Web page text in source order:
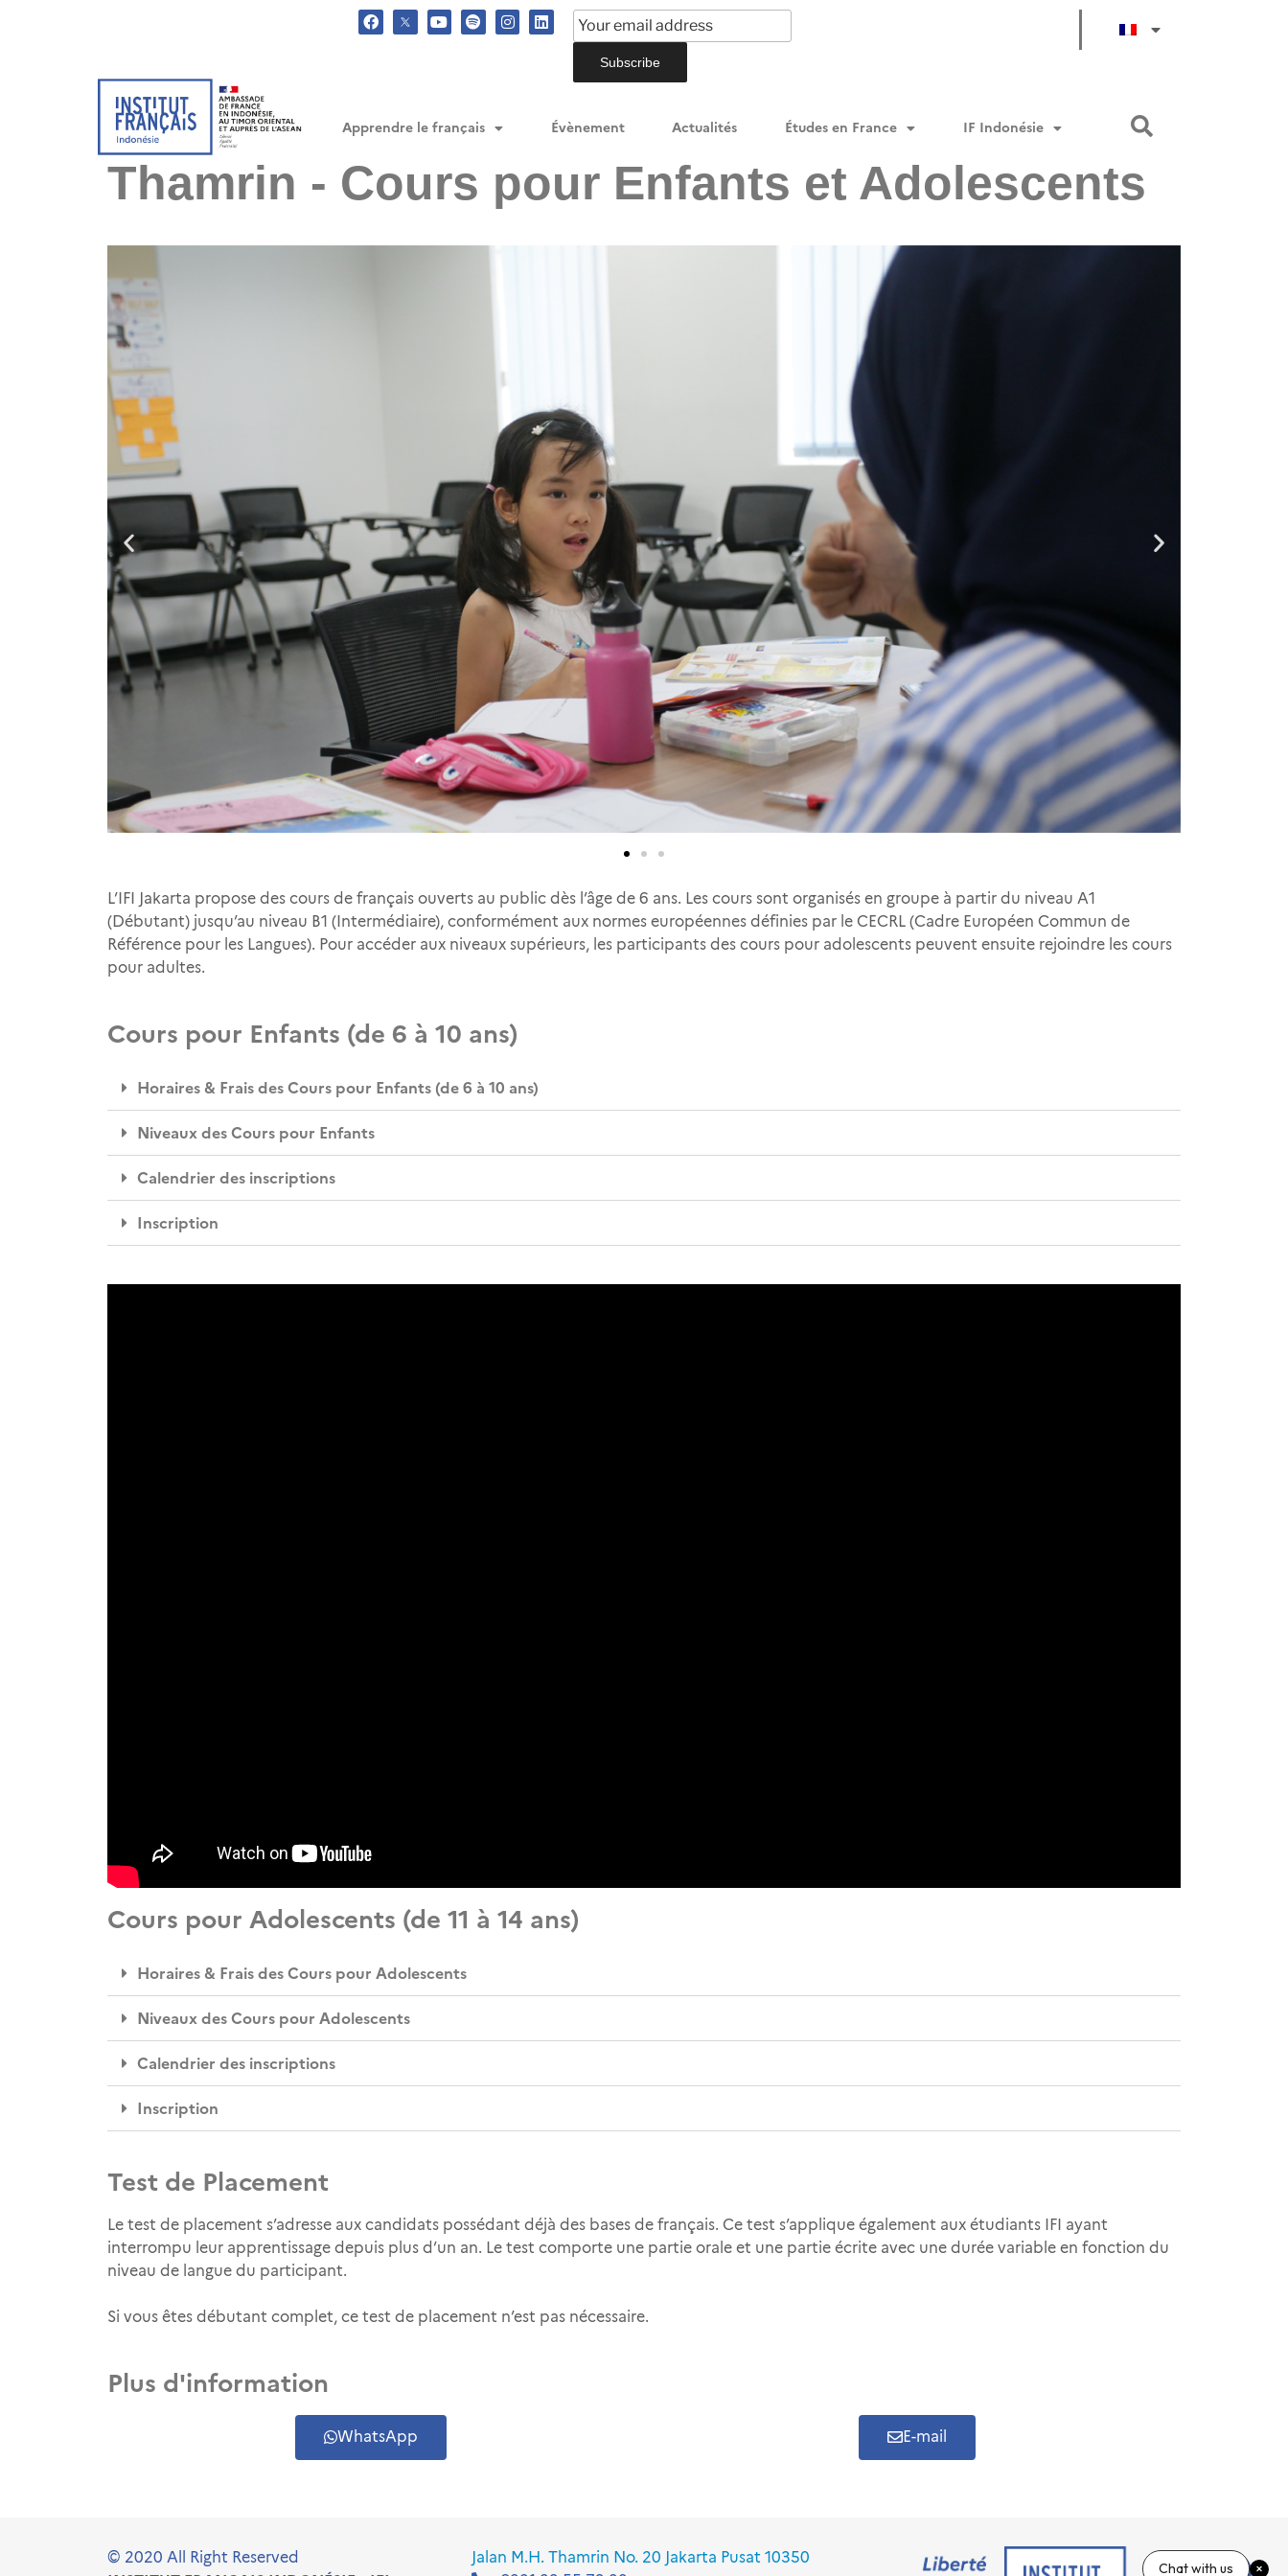
Apprendre le français Évènement Actualités Études en France IF Indonésie
Thamrin - Cours pour Enfants et Adolescents
L’IFI Jakarta propose des cours de français ouverts au public dès l’âge de 6 ans. Les cours sont organisés en groupe à partir du niveau A1
(Débutant) jusqu’au niveau B1 (Intermédiaire), conformément aux normes européennes définies par le CECRL (Cadre Européen Commun de
Référence pour les Langues). Pour accéder aux niveaux supérieurs, les participants des cours pour adolescents peuvent ensuite rejoindre les cours
pour adultes.
Cours pour Enfants (de 6 à 10 ans)
Horaires & Frais des Cours pour Enfants (de 6 à 10 ans)
Niveaux des Cours pour Enfants
Calendrier des inscriptions
Inscription
Cours pour Adolescents (de 11 à 14 ans)
Horaires & Frais des Cours pour Adolescents
Niveaux des Cours pour Adolescents
Calendrier des inscriptions
Inscription
Test de Placement
Le test de placement s’adresse aux candidats possédant déjà des bases de français. Ce test s’applique également aux étudiants IFI ayant
interrompu leur apprentissage depuis plus d’un an. Le test comporte une partie orale et une partie écrite avec une durée variable en fonction du
niveau de langue du participant.
Si vous êtes débutant complet, ce test de placement n’est pas nécessaire.
Plus d'information
WhatsApp E-mail
© 2020 All Right Reserved
Jalan M.H. Thamrin No. 20 Jakarta Pusat 10350
Chat with us